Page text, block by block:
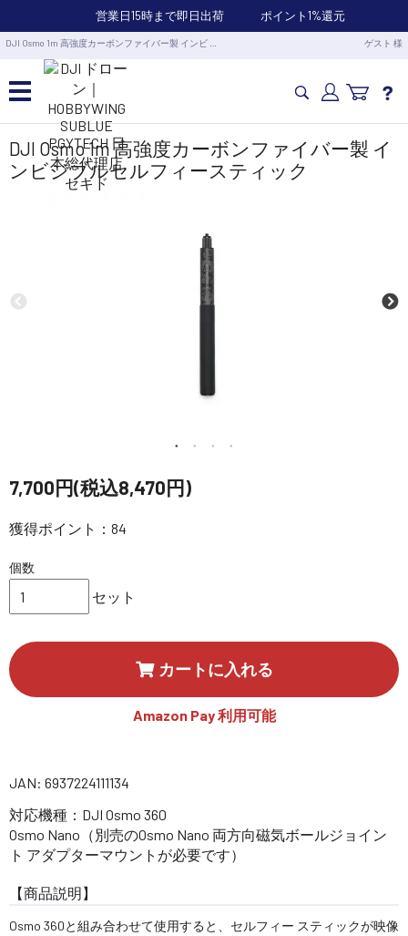
営業日15時まで即日出荷 ポイント1%還元
DJI Osmo 1m 高強度カーボンファイバー製 インビ … ゲスト 様
カメラドローン・生活家電
業務用ドローン・業務関連製品
水中ドローン(ROV)・水中スクーター
サポート・Q&A / 法人・学生のお客様
SEKIDO
DJI Osmo 1m 高強度カーボンファイバー製 イ
ンビジブルセルフィースティック
7,700円(税込8,470円)
獲得ポイント：84
個数
セット
カートに入れる
Amazon Pay 利用可能
JAN: 6937224111134
対応機種：DJI Osmo 360
Osmo Nano（別売のOsmo Nano 両方向磁気ボールジョイン
ト アダプターマウントが必要です）
【商品説明】
Osmo 360と組み合わせて使用すると、セルフィー スティックが映像